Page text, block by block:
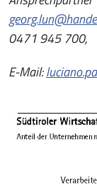
0471 945 700,
E-Mail: